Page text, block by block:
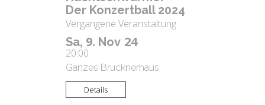
Sa, 9. Nov 24
20:00
Ganzes Brucknerhaus
Der Kon­zert­ball 2024
Vergangene Veranstaltung
Details